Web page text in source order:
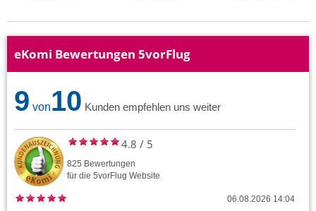
eKomi Bewertungen 5vorFlug
9 von10 Kunden empfehlen uns weiter
4.8 / 5
825 Bewertungen
für die 5vorFlug Website
06.08.2026 14:04